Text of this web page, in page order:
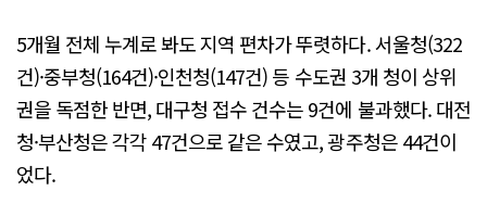
5개월 전체 누계로 봐도 지역 편차가 뚜렷하다. 서울청(322
건)·중부청(164건)·인천청(147건) 등 수도권 3개 청이 상위
권을 독점한 반면, 대구청 접수 건수는 9건에 불과했다. 대전
청·부산청은 각각 47건으로 같은 수였고, 광주청은 44건이
었다.